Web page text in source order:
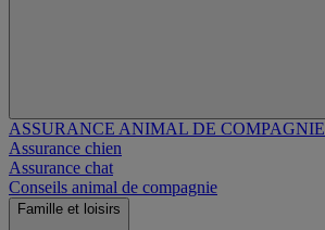
ASSURANCE ANIMAL DE COMPAGNIE
Assurance chien
Assurance chat
Conseils animal de compagnie
Famille et loisirs